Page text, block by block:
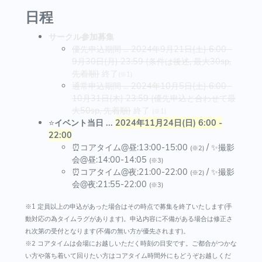
日程
サークル参加募集
優先申込期間 ... 2024年9月21日(土) 6:00 -
9月30日(月) 23:59 (条件は後述, 最大30sp,
先着順) 終了 (※1)
通常申込期間 ... 2024年10月5日(土) 6:00 -
10月31日(木) 23:59 (優先申込と合わせて最
大50sp, 先着順) 終了 (※1)
⭐イベント当日 ... 2024年11月24日(日) 6:00 -
22:00
⏰コアタイム@昼:13:00-15:00 (※2) / ✨撮影
会@昼:14:00-14:05 (※3)
⏰コアタイム@夜:21:00-22:00 (※2) / ✨撮影
会@夜:21:55-22:00 (※3)
※1 定員以上の申込があった場合はその時点で募集を終了いたします(手
動対応の為タイムラグがあります)。申込内容に不備がある場合は修正さ
れ次第の受付となります(不備の無い方が優先されます)。
※2 コアタイムは会場にお越しいただく時刻の目安です。ご都合がつかな
い方や落ち着いて回りたい方はコアタイム時間外にもどうぞお越しくだ